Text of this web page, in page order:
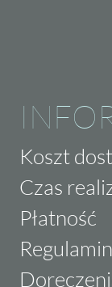
Koszt
Czas
Płatność
Regulamin